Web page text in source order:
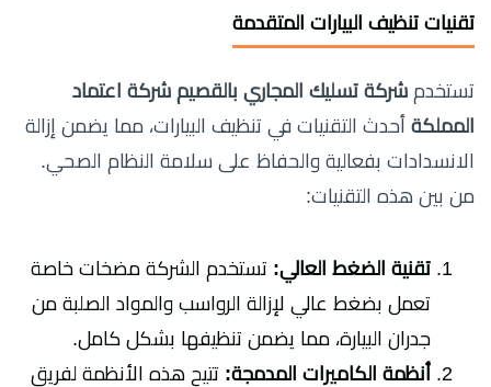
تقنيات تنظيف البيارات المتقدمة
تستخدم شركة تسليك المجاري بالقصيم شركة اعتماد
المملكة أحدث التقنيات في تنظيف البيارات، مما يضمن إزالة
الانسدادات بفعالية والحفاظ على سلامة النظام الصحي.
من بين هذه التقنيات:
تقنية الضغط العالي: تستخدم الشركة مضخات خاصة
تعمل بضغط عالي لإزالة الرواسب والمواد الصلبة من
جدران البيارة، مما يضمن تنظيفها بشكل كامل.
أنظمة الكاميرات المدمجة: تتيح هذه الأنظمة لفريق